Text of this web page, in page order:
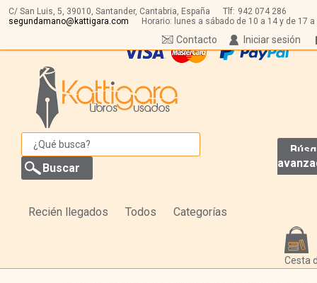
C/ San Luis, 5, 39010, Santander, Cantabria, España Tlf: 942 074 286
segundamano@kattigara.com
Horario: lunes a sábado de 10 a 14 y de 17 a
Iniciar sesión
Contacto
Recién llegados Todos Categorías
Cesta